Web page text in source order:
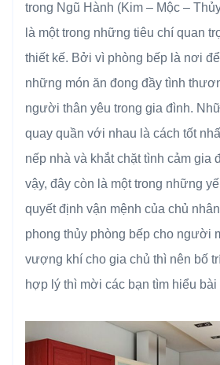
trong Ngũ Hành (Kim – Mộc –
là một trong những tiêu chí quan
thiết kế. Bởi vì phòng bếp là nơi
những món ăn đong đầy tình
người thân yêu trong gia đình.
quay quần với nhau là cách tốt
nếp nhà và khắt chặt tình cảm gia
vậy, đây còn là một trong những
quyết định vận mệnh của chủ
phong thủy phòng bếp cho người
vượng khí cho gia chủ thì nên bố
hợp lý thì mời các bạn tìm hiểu bài